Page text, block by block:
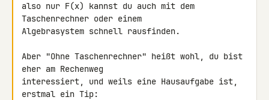
also nur F(x) kannst du auch mit dem
Taschenrechner oder einem
Algebrasystem schnell rausfinden.
Aber "Ohne Taschenrechner" heißt wohl, du bist
eher am Rechenweg
interessiert, und weils eine Hausaufgabe ist,
erstmal ein Tip: